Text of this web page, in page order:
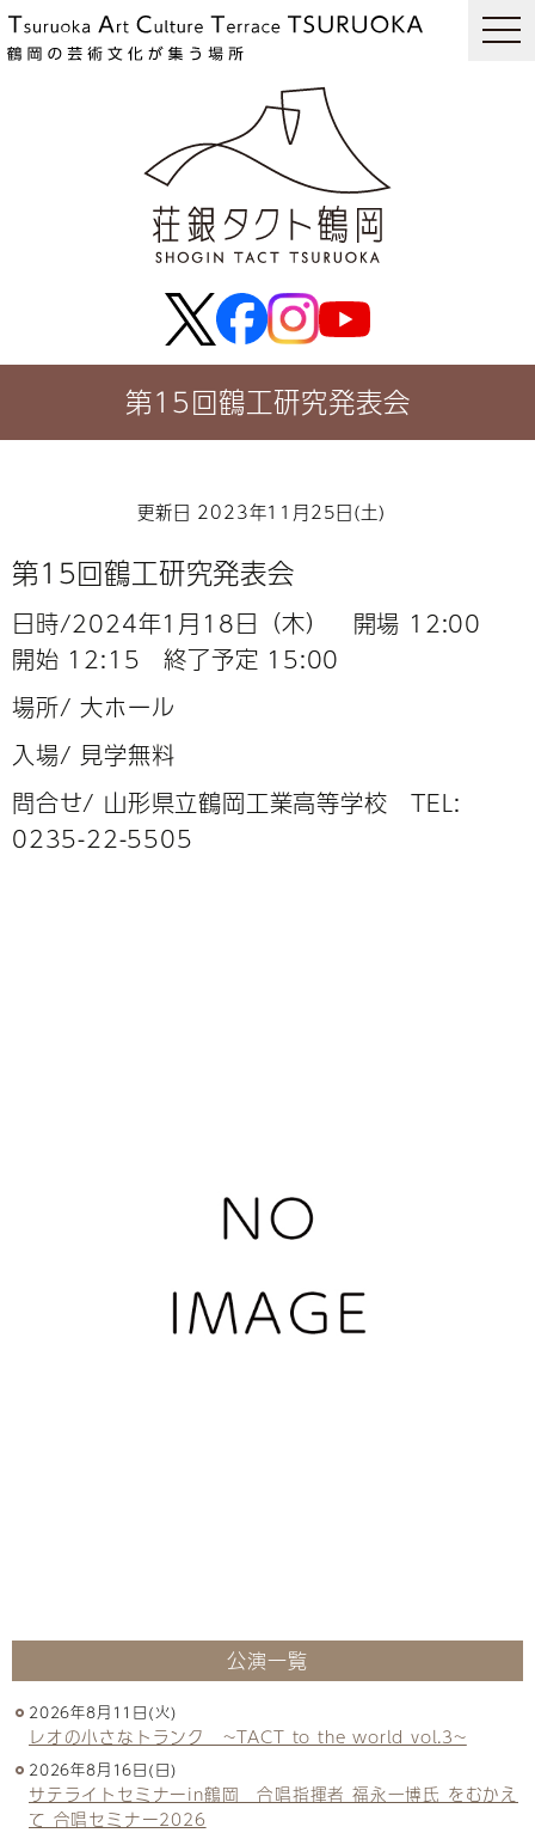
第15回鶴工研究発表会
更新日 2023年11月25日(土)
第15回鶴工研究発表会
日時/2024年1月18日（木） 開場 12:00
開始 12:15 終了予定 15:00
場所/ 大ホール
入場/ 見学無料
問合せ/ 山形県立鶴岡工業高等学校 TEL:
0235-22-5505
公演一覧
2026年8月11日(火)
レオの小さなトランク ~TACT to the world vol.3~
2026年8月16日(日)
サテライトセミナーin鶴岡 合唱指揮者 福永一博氏 をむかえ
て 合唱セミナー2026